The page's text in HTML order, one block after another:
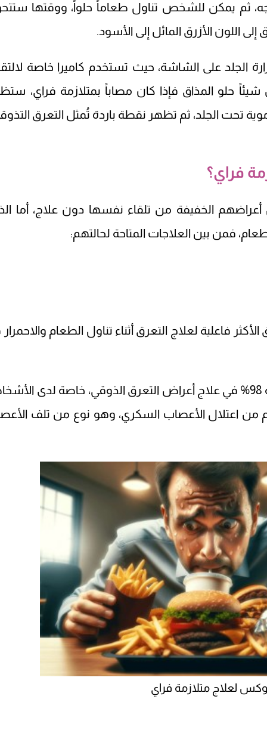
ثم يمكن للشخص تناول طعاماً حلواً، ووقتها
اللون الأزرق المائل إلى الأسود.
الجلد على الشاشة، حيث تستخدم كاميرا خاصة
حلو المذاق فإذا كان مصاباً بمتلازمة فراي،
تحت الجلد، ثم تظهر نقطة باردة تُمثل التعرق
فراي؟
الخفيفة من تلقاء نفسها دون علاج، أما
فمن بين العلاجات المتاحة لحالتهم:
فاعلية لعلاج التعرق أثناء تناول الطعام
كما أثبت علاج البوتوكس فاعليته بنسبة 98% في علاج أعراض التعرق الذوقي، خاصة لدى
من اعتلال الأعصاب السكري، وهو نوع من تلف
لعلاج متلازمة فراي